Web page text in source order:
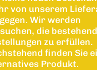
von unserem
Wir werden
die
zu erfüllen.
finden Sie
Produkt.